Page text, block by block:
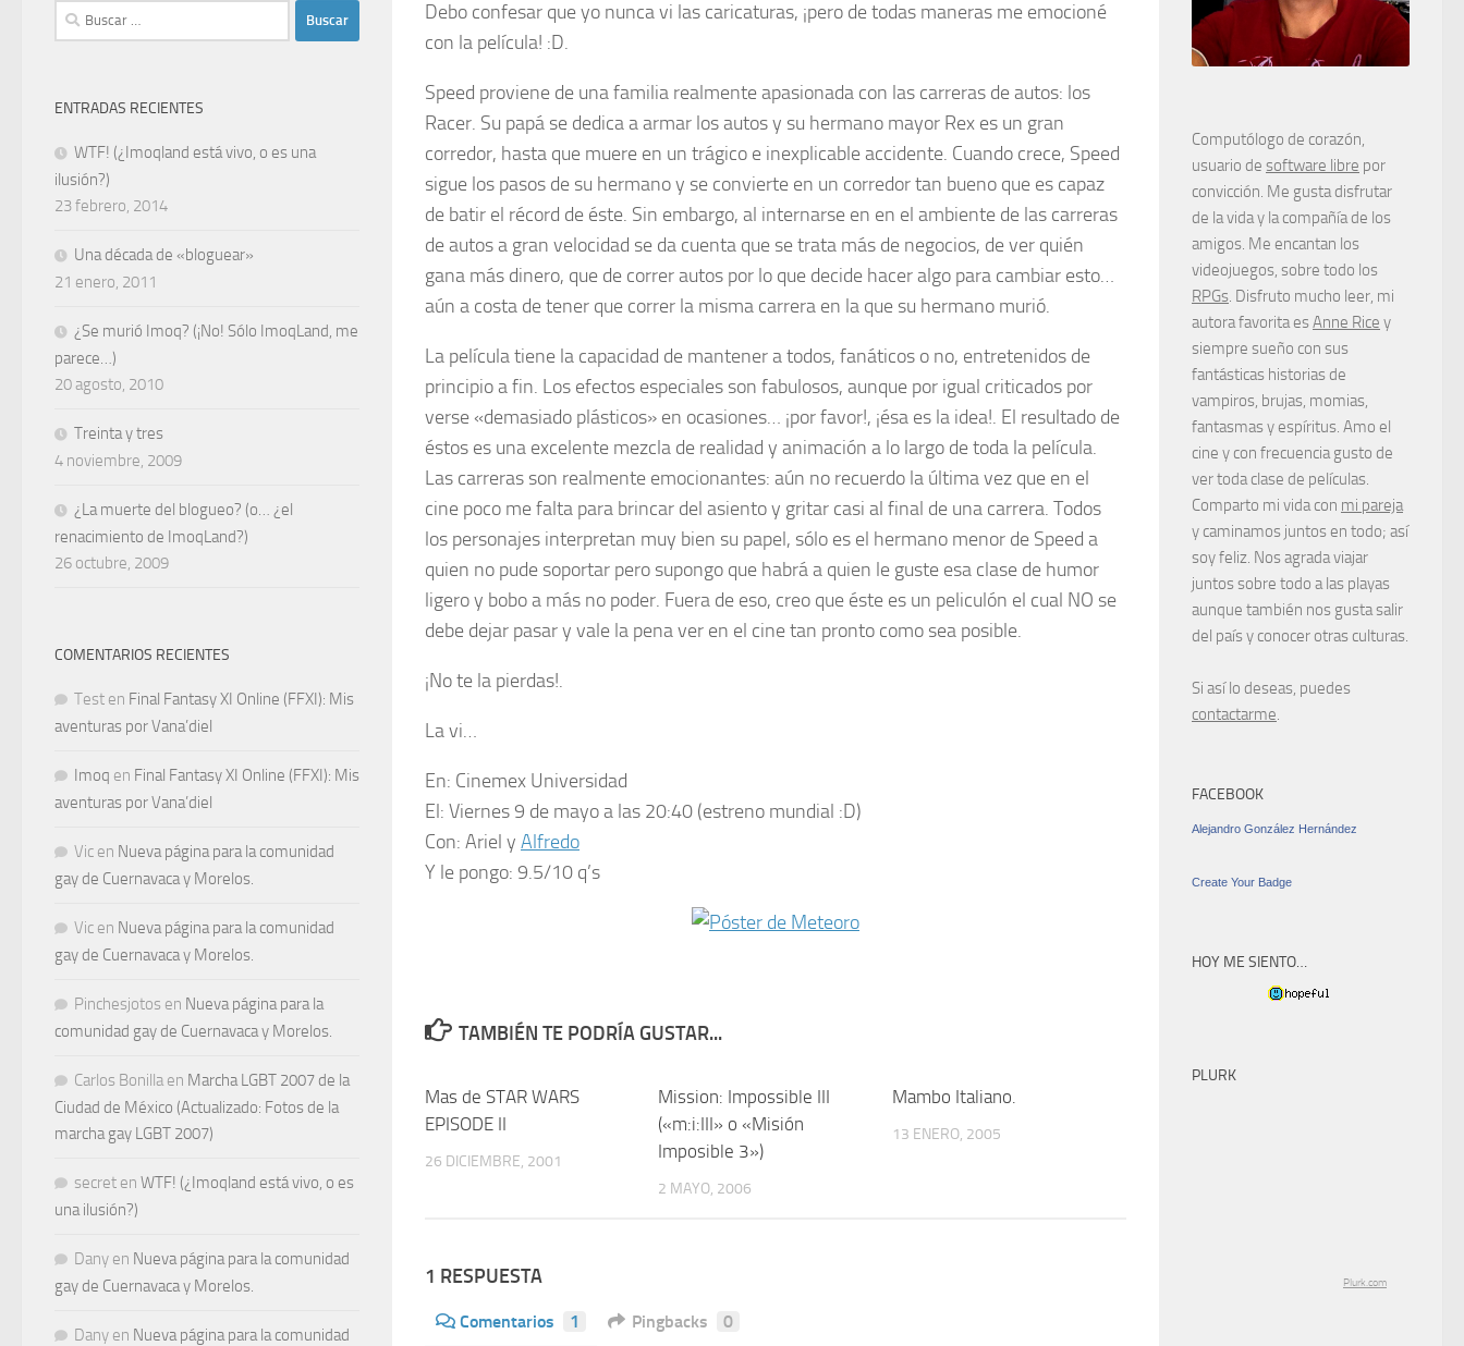
Debo confesar que yo nunca vi las caricaturas, ¡pero de todas maneras me emocioné
con la película! :D.
Speed proviene de una familia realmente apasionada con las carreras de autos: los
Racer. Su papá se dedica a armar los autos y su hermano mayor Rex es un gran
corredor, hasta que muere en un trágico e inexplicable accidente. Cuando crece, Speed
sigue los pasos de su hermano y se convierte en un corredor tan bueno que es capaz
de batir el récord de éste. Sin embargo, al internarse en en el ambiente de las carreras
de autos a gran velocidad se da cuenta que se trata más de negocios, de ver quién
gana más dinero, que de correr autos por lo que decide hacer algo para cambiar esto…
aún a costa de tener que correr la misma carrera en la que su hermano murió.
La película tiene la capacidad de mantener a todos, fanáticos o no, entretenidos de
principio a fin. Los efectos especiales son fabulosos, aunque por igual criticados por
verse «demasiado plásticos» en ocasiones… ¡por favor!, ¡ésa es la idea!. El resultado de
éstos es una excelente mezcla de realidad y animación a lo largo de toda la película.
Las carreras son realmente emocionantes: aún no recuerdo la última vez que en el
cine poco me falta para brincar del asiento y gritar casi al final de una carrera. Todos
los personajes interpretan muy bien su papel, sólo es el hermano menor de Speed a
quien no pude soportar pero supongo que habrá a quien le guste esa clase de humor
ligero y bobo a más no poder. Fuera de eso, creo que éste es un peliculón el cual NO se
debe dejar pasar y vale la pena ver en el cine tan pronto como sea posible.
¡No te la pierdas!.
La vi…
En: Cinemex Universidad
El: Viernes 9 de mayo a las 20:40 (estreno mundial :D)
Con: Ariel y Alfredo
Y le pongo: 9.5/10 q’s
TAMBIÉN TE PODRÍA GUSTAR...
Mas de STAR WARS
EPISODE II
26 DICIEMBRE, 2001
Mission: Impossible III
(«m:i:III» o «Misión
Imposible 3»)
2 MAYO, 2006
Mambo Italiano.
13 ENERO, 2005
1 RESPUESTA
Comentarios 1 Pingbacks 0
Buscar:
ENTRADAS RECIENTES
WTF! (¿Imoqland está vivo, o es una
ilusión?)
23 febrero, 2014
Una década de «bloguear»
21 enero, 2011
¿Se murió Imoq? (¡No! Sólo ImoqLand, me
parece…)
20 agosto, 2010
Treinta y tres
4 noviembre, 2009
¿La muerte del blogueo? (o… ¿el
renacimiento de ImoqLand?)
26 octubre, 2009
COMENTARIOS RECIENTES
Test en Final Fantasy XI Online (FFXI): Mis
aventuras por Vana’diel
Imoq en Final Fantasy XI Online (FFXI): Mis
aventuras por Vana’diel
Vic en Nueva página para la comunidad
gay de Cuernavaca y Morelos.
Vic en Nueva página para la comunidad
gay de Cuernavaca y Morelos.
Pinchesjotos en Nueva página para la
comunidad gay de Cuernavaca y Morelos.
Carlos Bonilla en Marcha LGBT 2007 de la
Ciudad de México (Actualizado: Fotos de la
marcha gay LGBT 2007)
secret en WTF! (¿Imoqland está vivo, o es
una ilusión?)
Dany en Nueva página para la comunidad
gay de Cuernavaca y Morelos.
Dany en Nueva página para la comunidad
Computólogo de corazón,
usuario de software libre por
convicción. Me gusta disfrutar
de la vida y la compañía de los
amigos. Me encantan los
videojuegos, sobre todo los
RPGs. Disfruto mucho leer, mi
autora favorita esAnne Rice y
siempre sueño con sus
fantásticas historias de
vampiros, brujas, momias,
fantasmas y espíritus. Amo el
cine y con frecuencia gusto de
ver toda clase de películas.
Comparto mi vida con mi pareja
y caminamos juntos en todo; así
soy feliz. Nos agrada viajar
juntos sobre todo a las playas
aunque también nos gusta salir
del país y conocer otras culturas.
Si así lo deseas, puedes
contactarme.
FACEBOOK
Alejandro González Hernández
Create Your Badge
HOY ME SIENTO…
PLURK
Plurk.com